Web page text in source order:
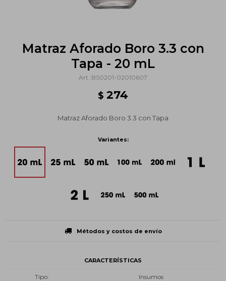
Matraz Aforado Boro 3.3 con
Tapa - 20 mL
BS0201-02010607
$ 274
Matraz Aforado Boro 3.3 con Tapa
Variantes:
Métodos y costos de envío
CARACTERÍSTICAS
Tipo Insumos